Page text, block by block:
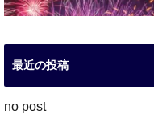
最近の投稿
no post